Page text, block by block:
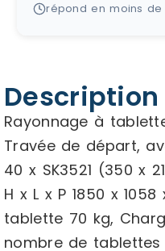
répond en moins de
Rayonnage à
Travée de départ,
40 x SK3521 (350 x
H x L x P 1850 x
tablette 70 kg,
nombre de tablettes